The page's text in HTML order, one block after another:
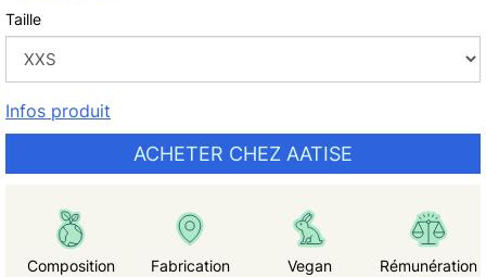
Taille
Infos produit
ACHETER CHEZ AATISE
Composition
Fabrication
Vegan
Rémunération